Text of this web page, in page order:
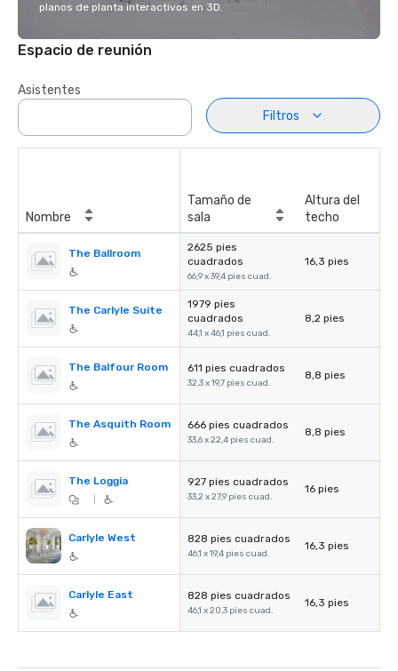
planos de planta interactivos en 3D.
Espacio de reunión
Asistentes
Filtros
Nombre
Tamaño de
sala
Altura del
techo
The Ballroom
2625 pies
cuadrados
66,9 x 39,4 pies cuad.
16,3 pies
The Carlyle Suite
1979 pies
cuadrados
44,1 x 46,1 pies cuad.
8,2 pies
The Balfour Room 611 pies cuadrados
32,3 x 19,7 pies cuad.
8,8 pies
The Asquith Room 666 pies cuadrados
33,6 x 22,4 pies cuad.
8,8 pies
The Loggia 927 pies cuadrados
33,2 x 27,9 pies cuad.
16 pies
Carlyle West 828 pies cuadrados
46,1 x 19,4 pies cuad.
16,3 pies
Carlyle East 828 pies cuadrados
46,1 x 20,3 pies cuad.
16,3 pies